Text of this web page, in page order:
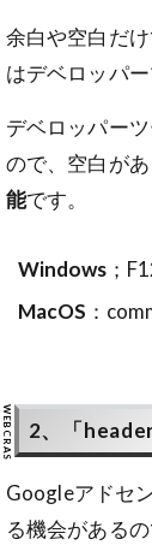
余白や空白だ
はデベロッパ
デベロッパー
ので、空白が
能です。
Windows ；
MacOS ：
2、「
Googleアドセ
る機会がある